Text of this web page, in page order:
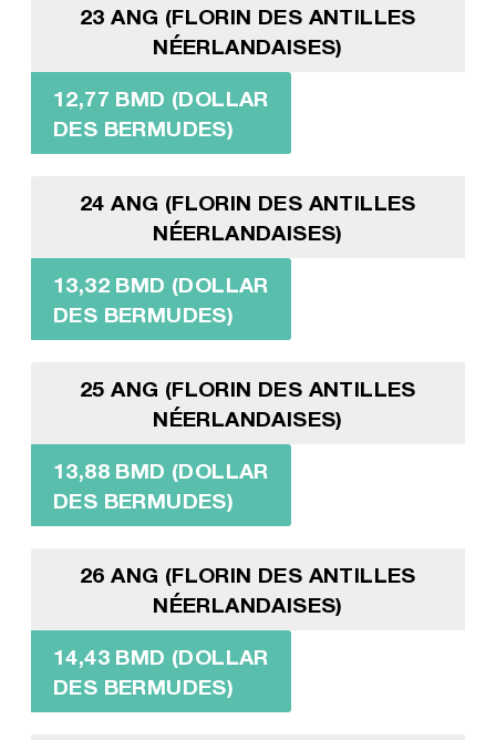
23 ANG (FLORIN DES ANTILLES
NÉERLANDAISES)
12,77 BMD (DOLLAR
DES BERMUDES)
24 ANG (FLORIN DES ANTILLES
NÉERLANDAISES)
13,32 BMD (DOLLAR
DES BERMUDES)
25 ANG (FLORIN DES ANTILLES
NÉERLANDAISES)
13,88 BMD (DOLLAR
DES BERMUDES)
26 ANG (FLORIN DES ANTILLES
NÉERLANDAISES)
14,43 BMD (DOLLAR
DES BERMUDES)